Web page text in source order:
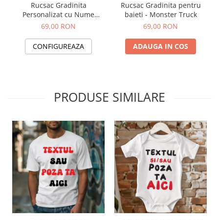
Rucsac Gradinita
Personalizat cu Nume
Pentru Baieti Truck
69,00 RON
CONFIGUREAZA
Rucsac Gradinita pentru
baieti - Monster Truck
69,00 RON
ADAUGA IN COS
PRODUSE SIMILARE